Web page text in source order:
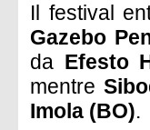
Il festival
Gazebo
da Efesto
mentre
Imola (BO).